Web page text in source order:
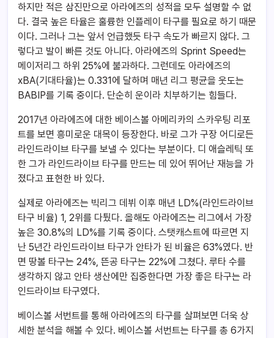
하지만 적은 삼진만으로 아라에즈의 성적을 모두 설명할 수 없
다. 결국 높은 타율은 훌륭한 인플레이 타구를 필요로 하기 때문
이다. 그러나 그는 앞서 언급했듯 타구 속도가 빠르지 않다. 그
렇다고 발이 빠른 것도 아니다. 아라에즈의 Sprint Speed는
메이저리그 하위 25%에 불과하다. 그런데도 아라에즈의
xBA(기대타율)는 0.331에 달하며 매년 리그 평균을 웃도는
BABIP를 기록 중이다. 단순히 운이라 치부하기는 힘들다.
2017년 아라에즈에 대한 베이스볼 아메리카의 스카우팅 리포
트를 보면 흥미로운 대목이 등장한다. 바로 그가 구장 어디로든
라인드라이브 타구를 보낼 수 있다는 부분이다. 디 애슬레틱 또
한 그가 라인드라이브 타구를 만드는 데 있어 뛰어난 재능을 가
졌다고 표현한 바 있다.
실제로 아라에즈는 빅리그 데뷔 이후 매년 LD%(라인드라이브
타구 비율) 1, 2위를 다퉜다. 올해도 아라에즈는 리그에서 가장
높은 30.8%의 LD%를 기록 중이다. 스탯캐스트에 따르면 지
난 5년간 라인드라이브 타구가 안타가 된 비율은 63%였다. 반
면 땅볼 타구는 24%, 뜬공 타구는 22%에 그쳤다. 루타 수를
생각하지 않고 안타 생산에만 집중한다면 가장 좋은 타구는 라
인드라이브 타구였다.
베이스볼 서번트를 통해 아라에즈의 타구를 살펴보면 더욱 상
세한 분석을 해볼 수 있다. 베이스볼 서번트는 타구를 총 6가지